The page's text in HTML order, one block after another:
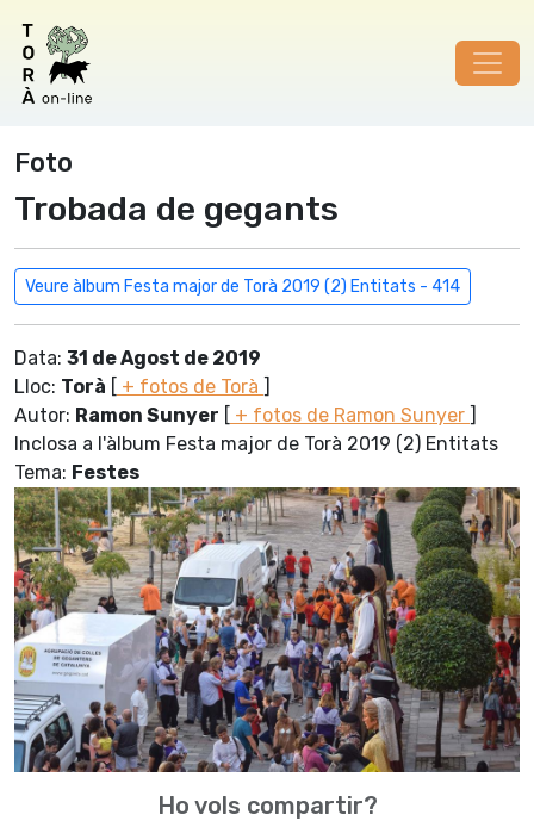
Foto
Trobada de gegants
Veure àlbum Festa major de Torà 2019 (2) Entitats - 414
Data: 31 de Agost de 2019
Lloc: Torà [ + fotos de Torà ]
Autor: Ramon Sunyer [ + fotos de Ramon Sunyer ]
Inclosa a l'àlbum Festa major de Torà 2019 (2) Entitats
Tema: Festes
Ho vols compartir?